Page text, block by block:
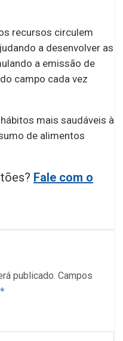
recursos circulem
a desenvolver as
a emissão de
campo cada vez
mais saudáveis à
de alimentos
Fale com o
publicado. Campos
*